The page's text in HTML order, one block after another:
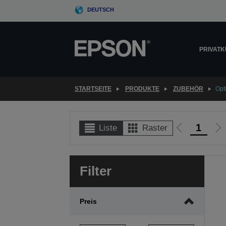
DEUTSCH
STARTSEITE PRODUKTE ZUBEHÖR
Liste Raster
Zur
Seite
1
Zur
Filter
Preis